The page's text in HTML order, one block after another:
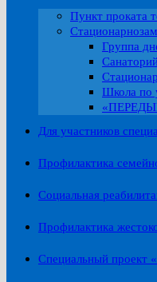
Пункт проката
Группа
Школа по
Для участников
Профилактика
Социальная
Профилактика
Специальный проект